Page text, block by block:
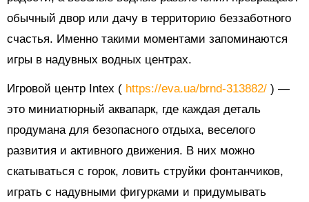
обычный двор или дачу в территорию беззаботного
счастья. Именно такими моментами запоминаются
игры в надувных водных центрах.
Игровой центр Intex ( https://eva.ua/brnd-313882/ ) —
это миниатюрный аквапарк, где каждая деталь
продумана для безопасного отдыха, веселого
развития и активного движения. В них можно
скатываться с горок, ловить струйки фонтанчиков,
играть с надувными фигурками и придумывать